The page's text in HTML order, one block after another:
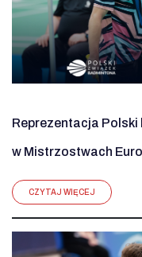
Reprezentacja Polski
w Mistrzostwach
CZYTAJ WIĘCEJ